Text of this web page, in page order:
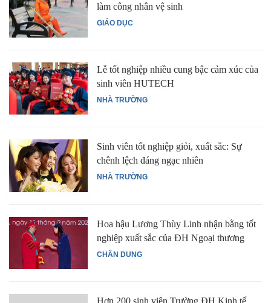
GIÁO DỤC
làm công nhân vệ sinh
NHÀ TRƯỜNG
Lễ tốt nghiệp nhiều cung bậc cảm xúc của
sinh viên HUTECH
NHÀ TRƯỜNG
Sinh viên tốt nghiệp giỏi, xuất sắc: Sự
chênh lệch đáng ngạc nhiên
CHÂN DUNG
Hoa hậu Lương Thùy Linh nhận bằng tốt
nghiệp xuất sắc của ĐH Ngoại thương